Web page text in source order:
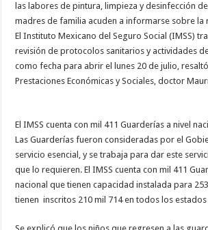
las labores de pintura, limpieza y desinfección
madres de familia acuden a informarse sobre la
El Instituto Mexicano del Seguro Social (IMSS)
revisión de protocolos sanitarios y actividades
como fecha para abrir el lunes 20 de julio,
Prestaciones Económicas y Sociales, doctor
El IMSS cuenta con mil 411 Guarderías a nivel
Las Guarderías fueron consideradas por el
servicio esencial, y se trabaja para dar este
que lo requieren. El IMSS cuenta con mil 411
nacional que tienen capacidad instalada para
tienen inscritos 210 mil 714 en todos los